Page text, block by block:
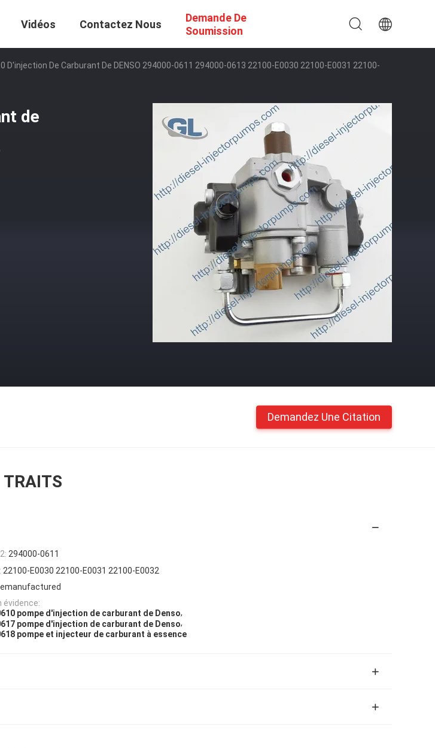
Vidéos Contactez Nous
Demande De
Soumission
D'injection De Carburant De DENSO 294000-0611 294000-0613 22100-E0030 22100-E0031 22100-
de
Demandez Une Citation
TRAITS
294000-0611
22100-E0030 22100-E0031 22100-E0032
évidence:
pompe d'injection de carburant de Denso,
pompe d'injection de carburant de Denso,
pompe et injecteur de carburant à essence